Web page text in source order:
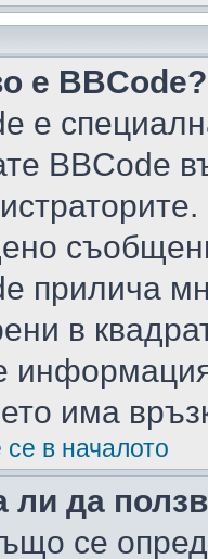
е BBCode?
е
BBCode
прилича
в
има
в началото
ли да
се